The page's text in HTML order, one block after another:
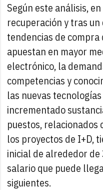
Según este análisis,
recuperación y tras
tendencias de compra
apuestan en mayor
electrónico, la
competencias y
las nuevas
incrementado
puestos, relacionados
los proyectos de I+D,
inicial de alrededor de
salario que puede
siguientes.